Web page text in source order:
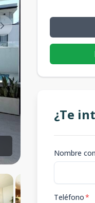
¿Te
Nombre
Teléfono*